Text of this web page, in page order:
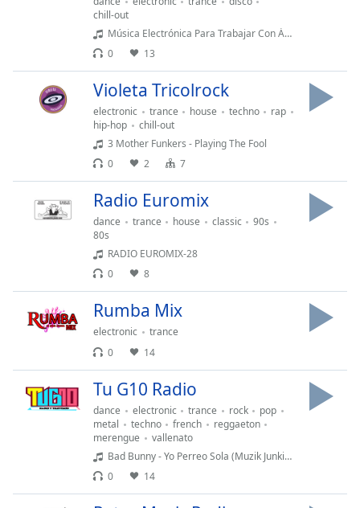
settings,
opens
subtitles
Picture
Fullscreen
window.
chill-out
Música Electrónica Para Trabajar Con Ánimo y Ejercitarse-
0
13
Violeta Tricolrock
electronic trance house techno
rap
hip-hop
chill-out
3 Mother Funkers - Playing The Fool
0
2 7
Radio Euromix
dance trance house classic
90s
80s
RADIO EUROMIX-28
0
8
Rumba Mix
electronic
trance
0
14
Tu G10 Radio
dance electronic trance rock
pop
metal
techno french
reggaeton
merengue
vallenato
Bad Bunny - Yo Perreo Sola (Muzik Junkies Navidad Break Intro) (Dirty Extended)
0
14